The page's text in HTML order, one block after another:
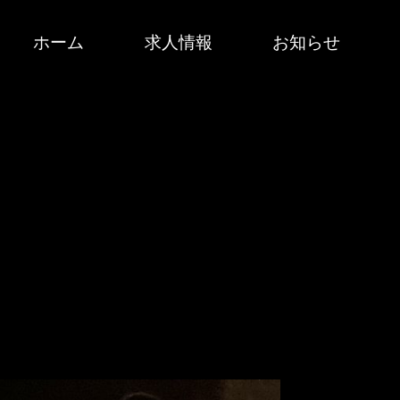
ホーム 求人情報 お知らせ